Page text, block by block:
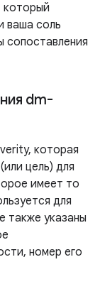
который
ваша соль
сопоставления
dm-
которая
цель) для
имеет то
для
также указаны
номер его